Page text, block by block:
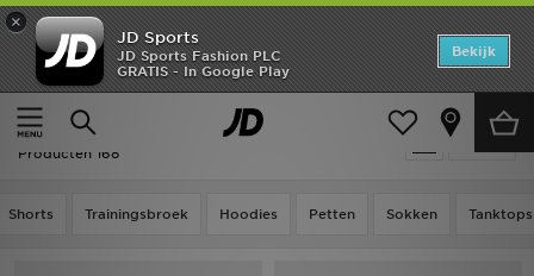
×
JD Sports
JD Sports Fashion PLC
GRATIS - In Google Play
Bekijk
Thuis
On Running
On Running
Producten 168
Shorts Trainingsbroek Hoodies Petten Sokken Tanktops
Home
Offers
New In